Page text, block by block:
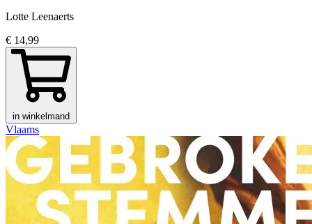
Lotte Leenaerts
€ 14,99
in winkelmand
Vlaams